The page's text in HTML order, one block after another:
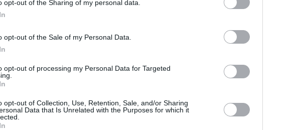
opt-out of the Sharing of my personal data.
opt-out of the Sale of my Personal Data.
opt-out of processing my Personal Data for Targeted
opt-out of Collection, Use, Retention, Sale, and/or Sharing
Data that Is Unrelated with the Purposes for which it
Παρασκευή και Σάββατο στις 21:00 και Κυριακή στις 21:15 στις
21:30 και Κυριακή 21:15
| Κριτική από την Τόνια Τσαμούρη